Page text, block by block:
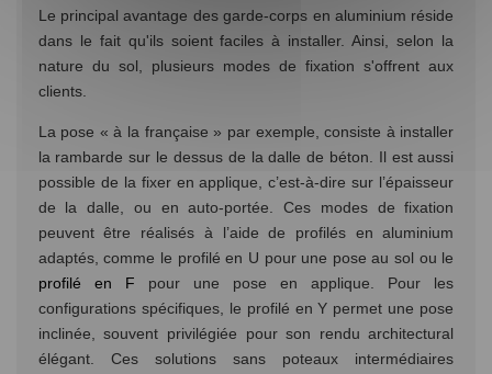
Le principal avantage des garde-corps en aluminium réside
dans le fait qu'ils soient faciles à installer. Ainsi, selon la
nature du sol, plusieurs modes de fixation s'offrent aux
clients.
La pose « à la française » par exemple, consiste à installer
la rambarde sur le dessus de la dalle de béton. Il est aussi
possible de la fixer en applique, c’est-à-dire sur l’épaisseur
de la dalle, ou en auto-portée. Ces modes de fixation
peuvent être réalisés à l’aide de profilés en aluminium
adaptés, comme le profilé en U pour une pose au sol ou le
profilé en F pour une pose en applique. Pour les
configurations spécifiques, le profilé en Y permet une pose
inclinée, souvent privilégiée pour son rendu architectural
élégant. Ces solutions sans poteaux intermédiaires